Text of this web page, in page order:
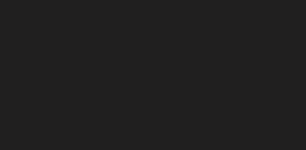
Дегустации в